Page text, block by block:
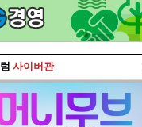
사이버관